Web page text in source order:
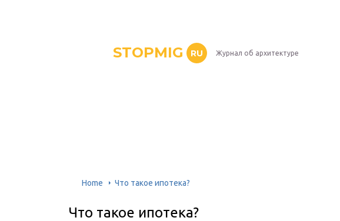
STOPMIG RU Журнал об архитектуре
Home Что такое ипотека?
Что такое ипотека?